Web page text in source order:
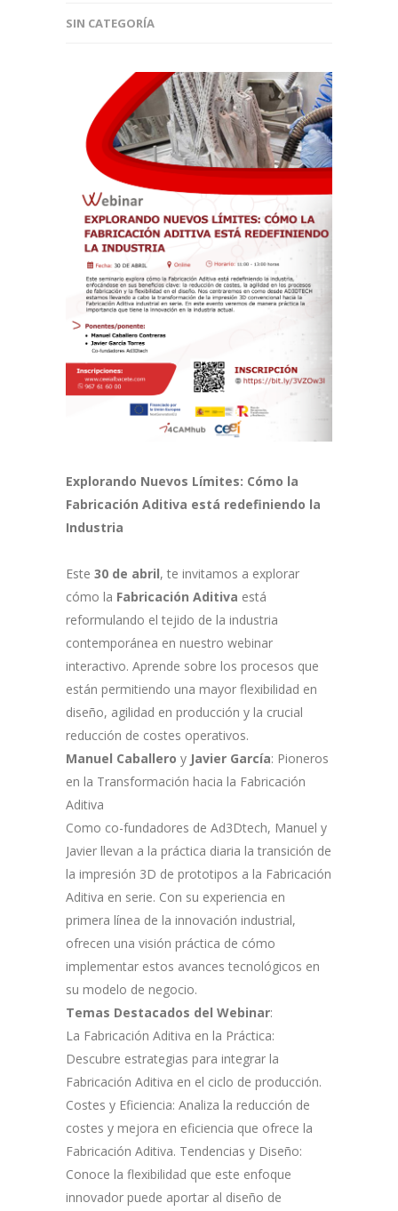
SIN CATEGORÍA
Explorando Nuevos Límites: Cómo la
Fabricación Aditiva está redefiniendo la
Industria
Este 30 de abril, te invitamos a explorar
cómo la Fabricación Aditiva está
reformulando el tejido de la industria
contemporánea en nuestro webinar
interactivo. Aprende sobre los procesos que
están permitiendo una mayor flexibilidad en
diseño, agilidad en producción y la crucial
reducción de costes operativos.
Manuel Caballero y Javier García: Pioneros
en la Transformación hacia la Fabricación
Aditiva
Como co-fundadores de Ad3Dtech, Manuel y
Javier llevan a la práctica diaria la transición de
la impresión 3D de prototipos a la Fabricación
Aditiva en serie. Con su experiencia en
primera línea de la innovación industrial,
ofrecen una visión práctica de cómo
implementar estos avances tecnológicos en
su modelo de negocio.
Temas Destacados del Webinar:
La Fabricación Aditiva en la Práctica:
Descubre estrategias para integrar la
Fabricación Aditiva en el ciclo de producción.
Costes y Eficiencia: Analiza la reducción de
costes y mejora en eficiencia que ofrece la
Fabricación Aditiva. Tendencias y Diseño:
Conoce la flexibilidad que este enfoque
innovador puede aportar al diseño de